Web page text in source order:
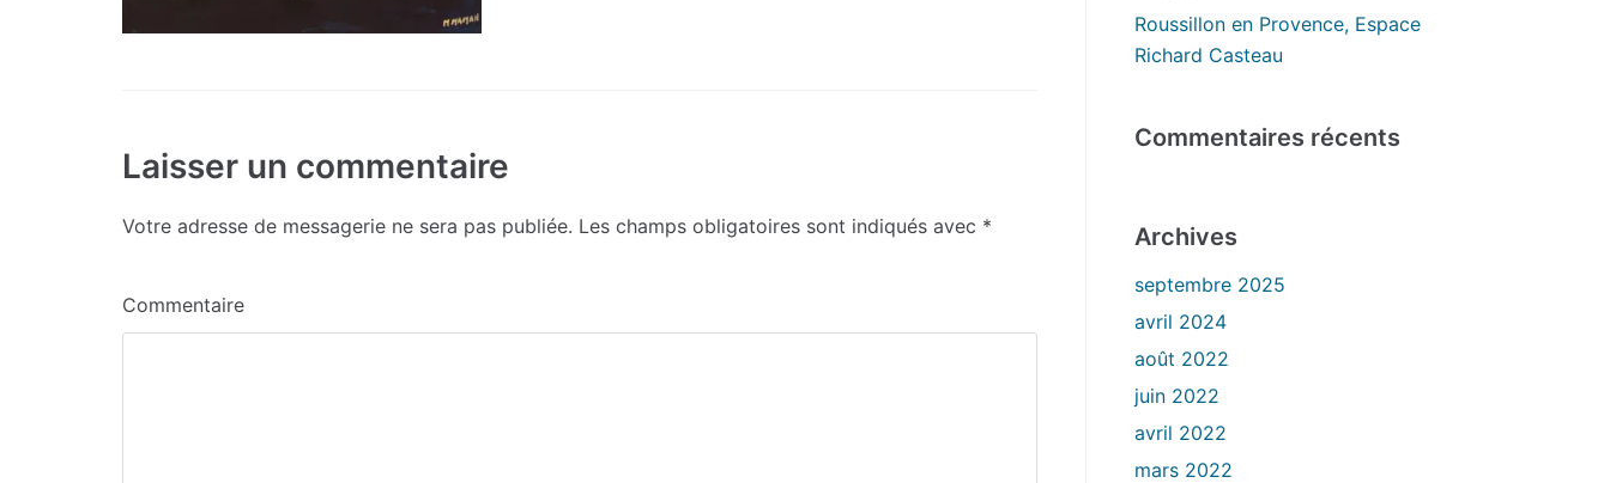
Laisser un commentaire
Votre adresse de messagerie ne sera pas publiée. Les champs obligatoires sont indiqués avec *
Commentaire
Roussillon en Provence, Espace
Richard Casteau
Commentaires récents
Archives
septembre 2025
avril 2024
août 2022
juin 2022
avril 2022
mars 2022